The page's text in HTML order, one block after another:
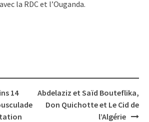
la RDC et l’Ouganda.
14
Abdelaziz et Saïd Bouteflika,
Don Quichotte et Le Cid de
l’Algérie